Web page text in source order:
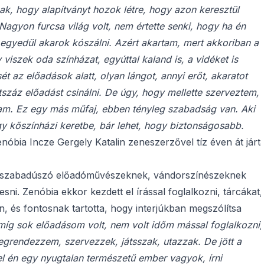
hogy alapítványt hozok létre, hogy azon keresztül
furcsa világ volt, nem értette senki, hogy ha én
akarok kószálni. Azért akartam, mert akkoriban a
oda színházat, egyúttal kaland is, a vidéket is
az előadások alatt, olyan lángot, annyi erőt, akaratot
előadást csinálni. De úgy, hogy mellette szerveztem,
Ez egy más műfaj, ebben tényleg szabadság van. Aki
kőszínházi keretbe, bár lehet, hogy biztonságosabb.
Incze Gergely Katalin zeneszerzővel tíz éven át
előadóművészeknek, vándorszínészeknek
Zenóbia ekkor kezdett el írással foglalkozni,
és fontosnak tartotta, hogy interjúkban megszólítsa
sok előadásom volt, nem volt időm mással
szervezzek, játsszak, utazzak. De jött a
én egy nyugtalan természetű ember vagyok, írni